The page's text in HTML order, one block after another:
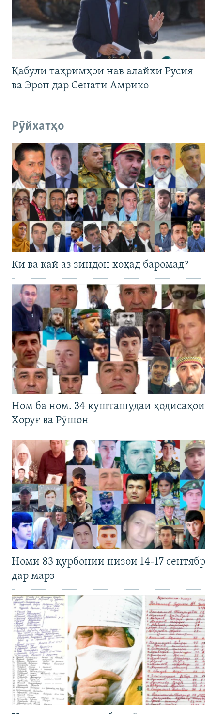
Қабули таҳримҳои нав алайҳи Русия
ва Эрон дар Сенати Амрико
Рӯйхатҳо
Кӣ ва кай аз зиндон хоҳад баромад?
Ном ба ном. 34 кушташудаи ҳодисаҳои
Хоруғ ва Рӯшон
Номи 83 қурбонии низои 14-17 сентябр
дар марз